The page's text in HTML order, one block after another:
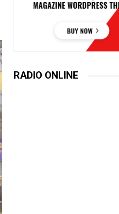
RADIO ONLINE